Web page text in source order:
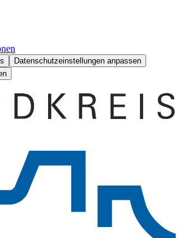
Datenschutzeinstellungen anpassen